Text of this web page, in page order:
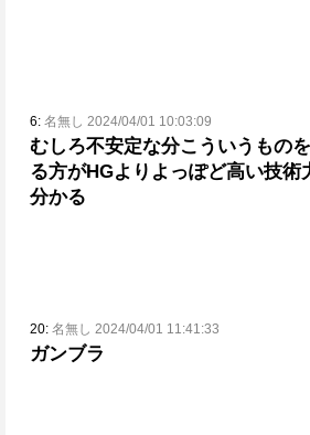
6: 名無し 2024/04/01 10:03:09
むしろ不安定な分こういうもの
る方がHGよりよっぽど高い技術
分かる
20: 名無し 2024/04/01 11:41:33
ガンブラ